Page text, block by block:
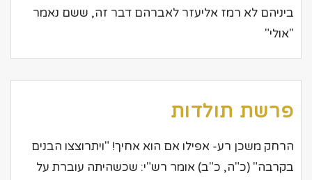
ביניהם לא רמז אליעזר לאברהם דבר זה, ששם נאמר
"אולי"
פרשת תולדות
הרחק משכן רע- אפילו אם הוא אחיך! "ויתרוצצו הבנים
בקרבה" (כ"ה, כ"ב) אומר רש"י: שכשהיתה עוברת על